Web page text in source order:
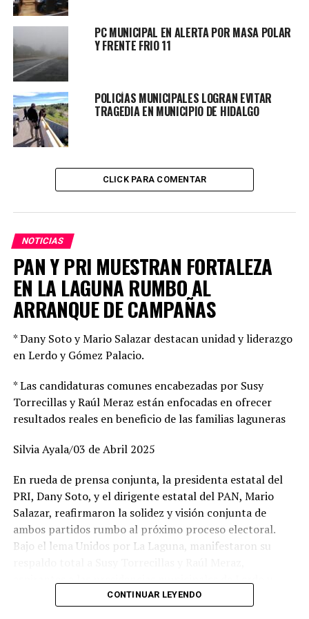
todo el río Tunal se siga contaminando”, concluyó.
TOPICS RELACIONADOS: DURANGO PRINCIPAL
UP NEXT
RECHAZA FISCAL QUE HAYA MAS DE 800 DESAPARECIDOS
EN DURANGO
NO DEJES DE VER
CONFIRMA GOBERNADOR OPERATIVO EN “EL CAMPESTRE”
PC MUNICIPAL EN ALERTA POR MASA POLAR
Y FRENTE FRIO 11
POLICÍAS MUNICIPALES LOGRAN EVITAR
TRAGEDIA EN MUNICIPIO DE HIDALGO
CLICK PARA COMENTAR
NOTICIAS
PAN Y PRI MUESTRAN FORTALEZA
EN LA LAGUNA RUMBO AL
ARRANQUE DE CAMPAÑAS
* Dany Soto y Mario Salazar destacan unidad y liderazgo
en Lerdo y Gómez Palacio.
* Las candidaturas comunes encabezadas por Susy
Torrecillas y Raúl Meraz están enfocadas en ofrecer
resultados reales en beneficio de las familias laguneras
Silvia Ayala/03 de Abril 2025
En rueda de prensa conjunta, la presidenta estatal del
PRI, Dany Soto, y el dirigente estatal del PAN, Mario
Salazar, reafirmaron la solidez y visión conjunta de
ambos partidos rumbo al próximo proceso electoral.
Bajo el lema Unidos por La Laguna, manifestaron su
Gómez Palacio, respectivamente, a quienes describieron
CONTINUAR LEYENDO